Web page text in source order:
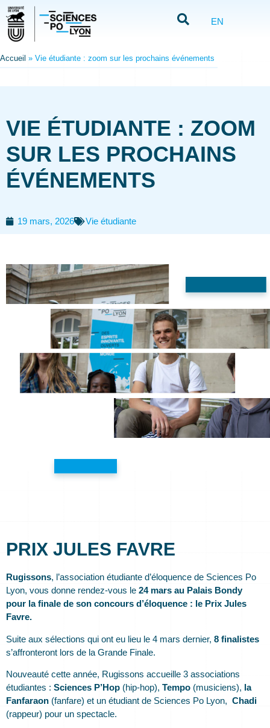
EN
Accueil » Vie étudiante : zoom sur les prochains événements
VIE ÉTUDIANTE : ZOOM
SUR LES PROCHAINS
ÉVÉNEMENTS
19 mars, 2026 Vie étudiante
PRIX JULES FAVRE
Rugissons, l’association étudiante d’éloquence de Sciences Po
Lyon, vous donne rendez-vous le 24 mars au Palais Bondy
pour la finale de son concours d’éloquence : le Prix Jules
Favre.
Suite aux sélections qui ont eu lieu le 4 mars dernier, 8 finalistes
s’affronteront lors de la Grande Finale.
Nouveauté cette année, Rugissons accueille 3 associations
étudiantes : Sciences P’Hop (hip-hop), Tempo (musiciens), la
Fanfaraon (fanfare) et un étudiant de Sciences Po Lyon, Chadi
(rappeur) pour un spectacle.